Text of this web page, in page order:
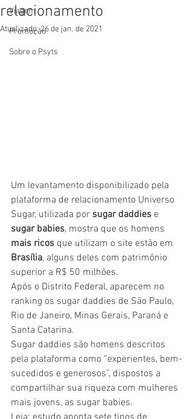
Viagem
Promoção
Sobre o Psyts
relacionamento
Atualizado:26 de jan. de 2021
Um levantamento disponibilizado pela
plataforma de relacionamento Universo
Sugar, utilizada por sugar daddies e
sugar babies, mostra que os homens
mais ricos que utilizam o site estão em
Brasília, alguns deles com patrimônio
superior a R$ 50 milhões.
Após o Distrito Federal, aparecem no
ranking os sugar daddies de São Paulo,
Rio de Janeiro, Minas Gerais, Paraná e
Santa Catarina.
Sugar daddies são homens descritos
pela plataforma como “experientes, bem-
sucedidos e generosos”, dispostos a
compartilhar sua riqueza com mulheres
mais jovens, as sugar babies.